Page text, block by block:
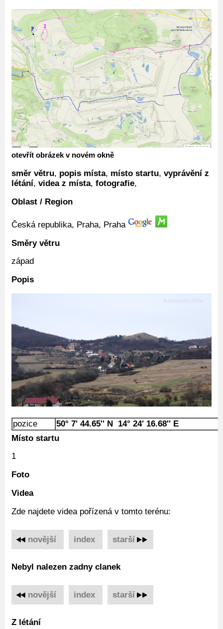
otevřít obrázek v novém okně
směr větru, popis místa, místo startu, vyprávění z
létání, videa z místa, fotografie,
Oblast / Region
Česká republika, Praha, Praha
Směry větru
západ
Popis
pozice
50° 7' 44.65'' N 14° 24' 16.68'' E
Místo startu
1
Foto
Videa
Zde najdete videa pořízená v tomto terénu:
novější index starší
Nebyl nalezen zadny clanek
novější index starší
Z létání